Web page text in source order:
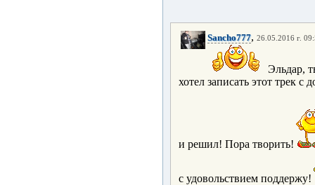
Sancho777, 26.05.2016 г.
Эльдар,
хотел записать этот трек
и решил! Пора творить!
с удовольствием поддержу!